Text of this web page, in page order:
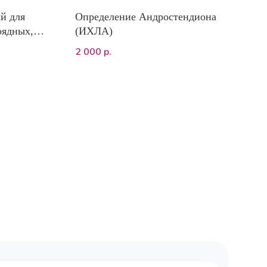
для
2
Определение Андростендиона
(ИХЛА)
2 000 р.